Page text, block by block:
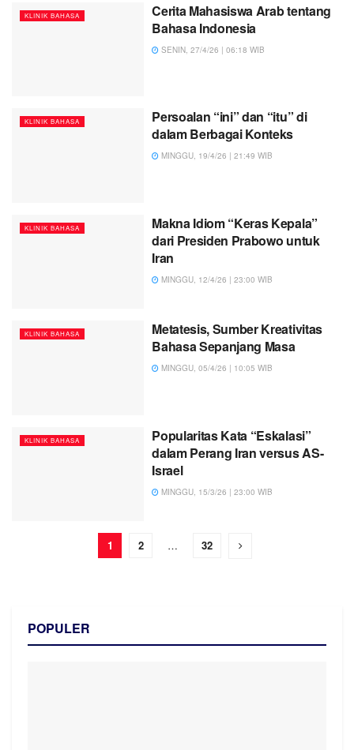
KLINIK BAHASA
Cerita Mahasiswa Arab tentang
Bahasa Indonesia
SENIN, 27/4/26 | 06:18 WIB
KLINIK BAHASA
Persoalan “ini” dan “itu” di
dalam Berbagai Konteks
MINGGU, 19/4/26 | 21:49 WIB
KLINIK BAHASA
Makna Idiom “Keras Kepala”
dari Presiden Prabowo untuk
Iran
MINGGU, 12/4/26 | 23:00 WIB
KLINIK BAHASA
Metatesis, Sumber Kreativitas
Bahasa Sepanjang Masa
MINGGU, 05/4/26 | 10:05 WIB
KLINIK BAHASA
Popularitas Kata “Eskalasi”
dalam Perang Iran versus AS-
Israel
MINGGU, 15/3/26 | 23:00 WIB
1 2 … 32
POPULER